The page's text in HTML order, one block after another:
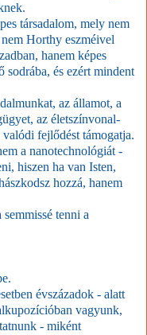
társadalom, mely nem
Horthy eszméivel
hanem képes
sodrába, és ezért mindent
az államot, a
az életszínvonal-
fejlődést támogatja.
a nanotechnológiát -
hiszen ha van Isten,
hozzá, hanem
tenni a
évszázadok - alatt
vagyunk,
- miként